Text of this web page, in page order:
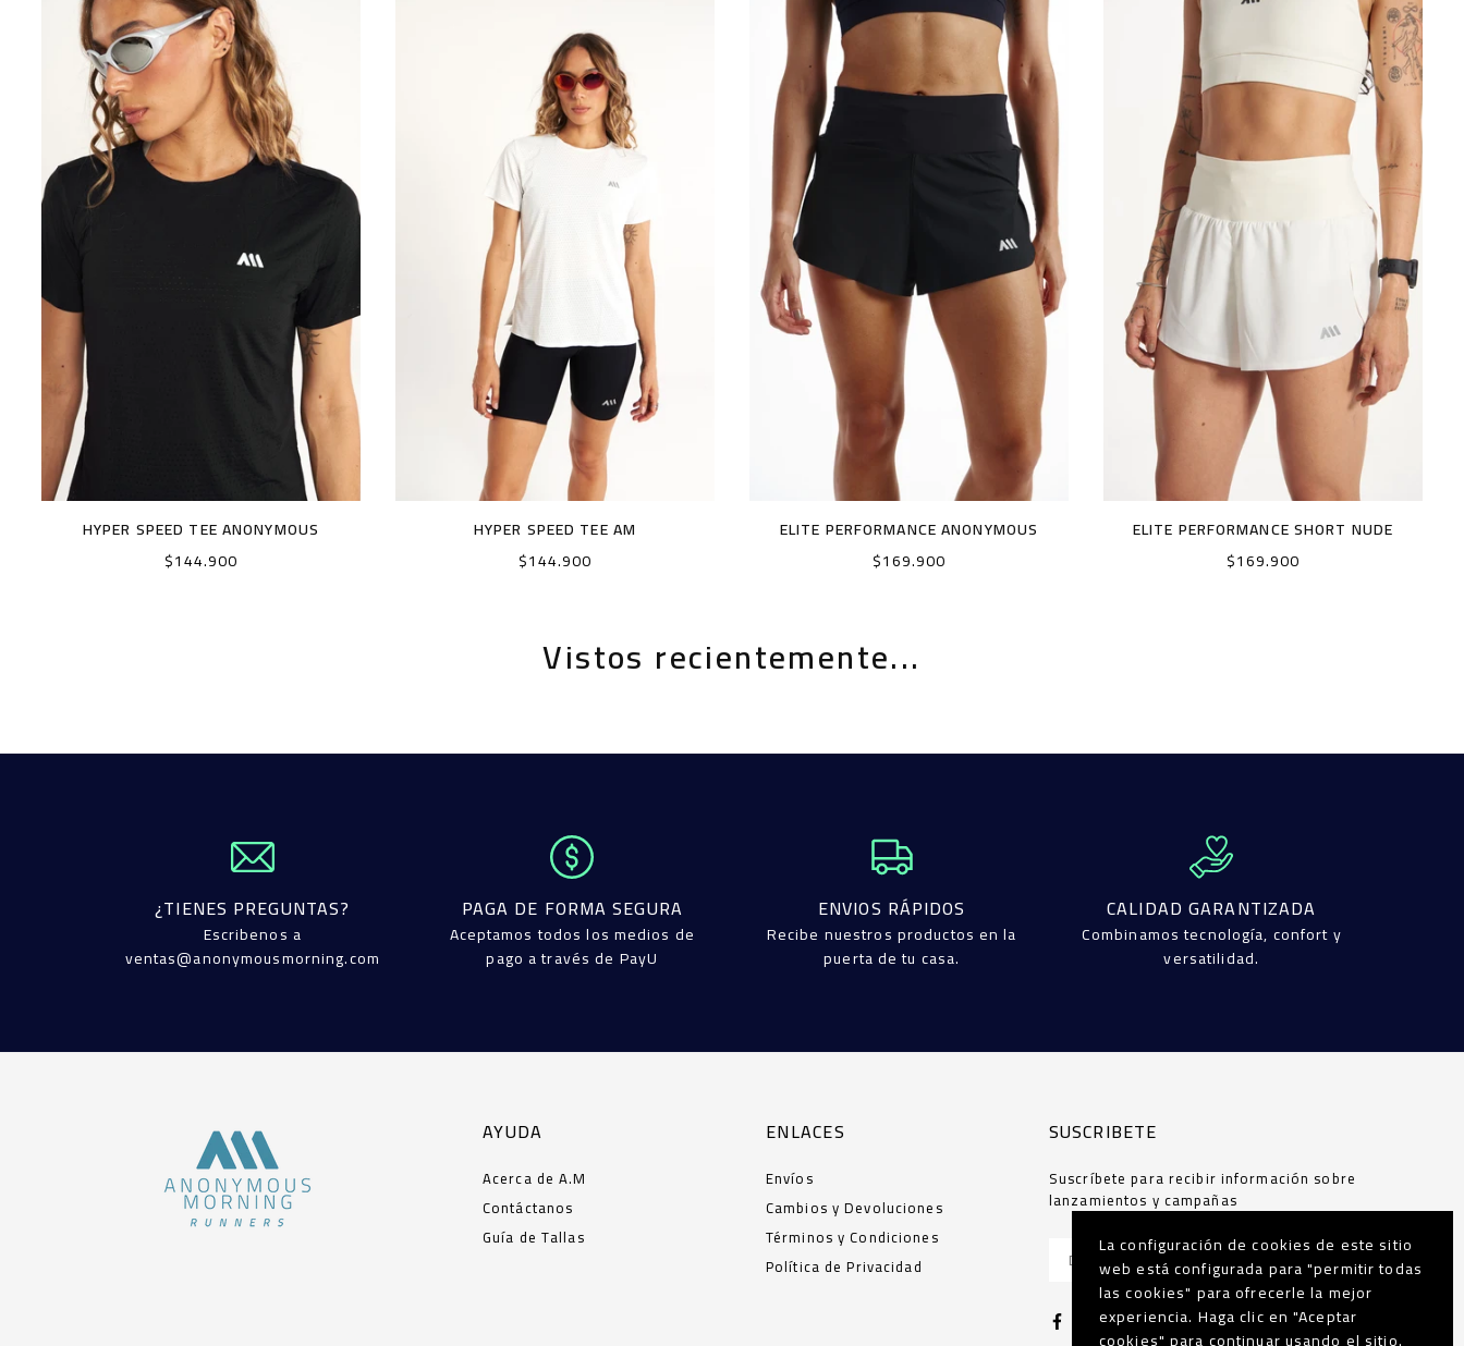
HYPER SPEED TEE ANONYMOUS
Precio
$144.900
HYPER SPEED TEE AM
Precio
$144.900
ELITE PERFORMANCE ANONYMOUS
Precio
$169.900
ELITE PERFORMANCE SHORT NUDE
Precio
$169.900
Vistos recientemente...
¿TIENES PREGUNTAS?
Escribenos a
ventas@anonymousmorning.com
PAGA DE FORMA SEGURA
Aceptamos todos los medios de
pago a través de PayU
ENVIOS RÁPIDOS
Recibe nuestros productos en la
puerta de tu casa.
CALIDAD GARANTIZADA
Combinamos tecnología, confort y
versatilidad.
AYUDA
Acerca de A.M
Contáctanos
Guía de Tallas
ENLACES
Envíos
Cambios y Devoluciones
Términos y Condiciones
Política de Privacidad
SUSCRIBETE
Suscríbete para recibir información sobre
lanzamientos y campañas
SUSCRIBIR
Facebook
Instagram
TikTokWhatsapp
La configuración de cookies de este sitio
web está configurada para "permitir todas
las cookies" para ofrecerle la mejor
experiencia. Haga clic en "Aceptar